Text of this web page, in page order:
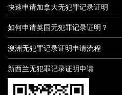
快速申请加拿大无犯罪记录证明
如何申请英国无犯罪记录证明？
澳洲无犯罪记录证明申请流程
新西兰无犯罪记录证明申请